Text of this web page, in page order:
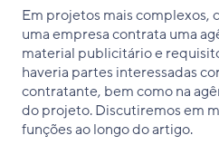
Em projetos mais complexos,
uma empresa contrata uma
material publicitário e
haveria partes interessadas
contratante, bem como na
do projeto. Discutiremos em
funções ao longo do artigo.